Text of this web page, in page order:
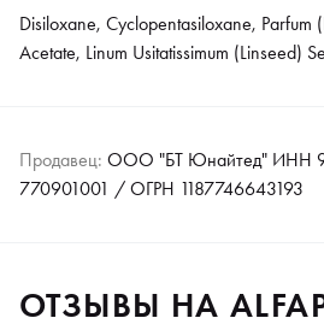
Disiloxane, Cyclopentasiloxane, Parfum
Acetate, Linum Usitatissimum (Linseed)
Продавец: ООО "БТ Юнайтед" ИНН
770901001 / ОГРН 1187746643193
ОТЗЫВЫ НА